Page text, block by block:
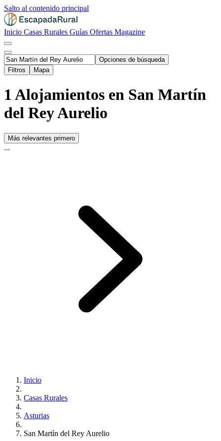
Salto al contenido principal
Inicio Casas Rurales Guías Ofertas Magazine
Opciones de búsqueda
Filtros
Mapa
1 Alojamientos en San Martín
del Rey Aurelio
Más relevantes primero
...
Inicio
Casas Rurales
Asturias
San Martín del Rey Aurelio